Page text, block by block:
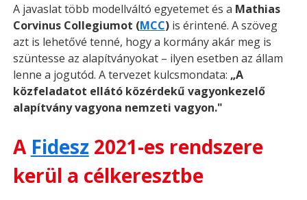
A javaslat több modellváltó egyetemet és a Mathias
Corvinus Collegiumot (MCC)is érintené. A szöveg
azt is lehetővé tenné, hogy a kormány akár meg is
szüntesse az alapítványokat – ilyen esetben az állam
lenne a jogutód. A tervezet kulcsmondata: „A
közfeladatot ellátó közérdekű vagyonkezelő
alapítvány vagyona nemzeti vagyon."
A Fidesz 2021-es rendszere
kerül a célkeresztbe